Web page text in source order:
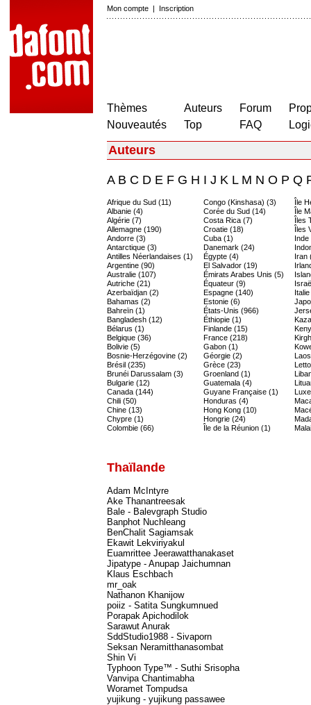
Mon compte | Inscription
Thèmes
Nouveautés
Auteurs
Top
Forum
FAQ
Auteurs
AB C D E F G H I J K LM N O P Q
Afrique du Sud (11)
Albanie (4)
Algérie (7)
Allemagne (190)
Andorre (3)
Antarctique (3)
Antilles Néerlandaises (1)
Argentine (90)
Australie (107)
Autriche (21)
Azerbaïdjan (2)
Bahamas (2)
Bahreïn (1)
Bangladesh (12)
Bélarus (1)
Belgique (36)
Bolivie (5)
Bosnie-Herzégovine (2)
Brésil (235)
Brunéi Darussalam (3)
Bulgarie (12)
Canada (144)
Chili (50)
Chine (13)
Chypre (1)
Colombie (66)
Congo (Kinshasa) (3)
Corée du Sud (14)
Costa Rica (7)
Croatie (18)
Cuba (1)
Danemark (24)
Égypte (4)
El Salvador (19)
Émirats Arabes Unis (5)
Équateur (9)
Espagne (140)
Estonie (6)
États-Unis (966)
Éthiopie (1)
Finlande (15)
France (218)
Gabon (1)
Géorgie (2)
Grèce (23)
Groenland (1)
Guatemala (4)
Guyane Française (1)
Honduras (4)
Hong Kong (10)
Hongrie (24)
Île de la Réunion (1)
Île
Île
Îles
Îles
Inde
Iran
Thaïlande
Adam McIntyre
Ake Thanantreesak
Bale - Balevgraph Studio
Banphot Nuchleang
BenChalit Sagiamsak
Ekawit Lekviriyakul
Euamrittee Jeerawatthanakaset
Jipatype - Anupap Jaichumnan
Klaus Eschbach
mr_oak
Nathanon Khanijow
poiiz - Satita Sungkumnued
Porapak Apichodilok
Sarawut Anurak
SddStudio1988 - Sivaporn
Seksan Neramitthanasombat
Shin Vi
Typhoon Type™ - Suthi Srisopha
Vanvipa Chantimabha
Woramet Tompudsa
yujikung - yujikung passawee